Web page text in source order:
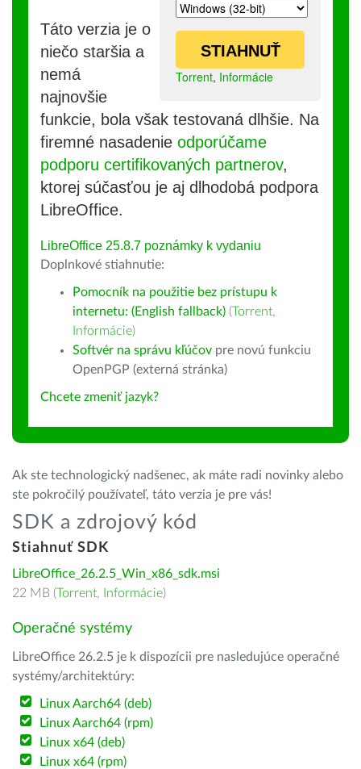
STIAHNUŤ
Torrent, Informácie
Táto verzia je o
niečo staršia a
nemá
najnovšie
funkcie, bola však testovaná dlhšie. Na
firemné nasadenie odporúčame
podporu certifikovaných partnerov,
ktorej súčasťou je aj dlhodobá podpora
LibreOffice.
LibreOffice 25.8.7 poznámky k vydaniu
Doplnkové stiahnutie:
Pomocník na použitie bez prístupu k
internetu: (English fallback) (Torrent,
Informácie)
Softvér na správu kľúčov pre novú funkciu
OpenPGP (externá stránka)
Chcete zmeniť jazyk?
Ak ste technologický nadšenec, ak máte radi novinky alebo
ste pokročilý používateľ, táto verzia je pre vás!
SDK a zdrojový kód
Stiahnuť SDK
LibreOffice_26.2.5_Win_x86_sdk.msi
22 MB (Torrent, Informácie)
Operačné systémy
LibreOffice 26.2.5 je k dispozícii pre nasledujúce operačné
systémy/architektúry:
Linux Aarch64 (deb)
Linux Aarch64 (rpm)
Linux x64 (deb)
Linux x64 (rpm)